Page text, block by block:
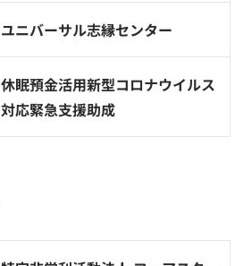
ユニバーサル志縁センター
休眠預金活用新型コロナウイルス
対応緊急支援助成